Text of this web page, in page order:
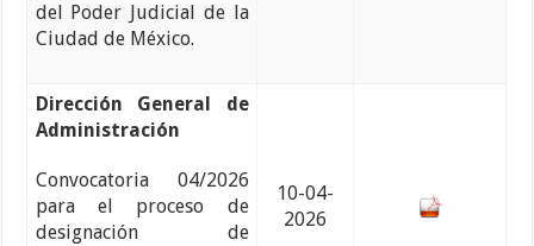
del Poder Judicial de la
Ciudad de México.
Dirección General de
Administración
Convocatoria 04/2026
para el proceso de
designación de
10-04-
2026